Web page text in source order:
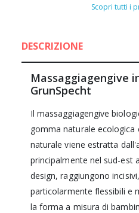
Scopri tutti i
DESCRIZIONE
Massaggiagengive
GrunSpecht
Il massaggiagengive
gomma naturale ecologica
naturale viene estratta
principalmente nel sud-est
design, raggiungono
particolarmente flessibili e
la forma a misura di